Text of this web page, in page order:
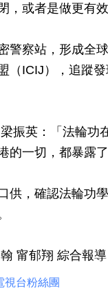
，或者是做更有
警察站，形成全
（ICIJ），追蹤
振英：「法輪功
的一切，都暴露了
供，確認法輪功
甯郁翔 綜合報導
視台粉絲團